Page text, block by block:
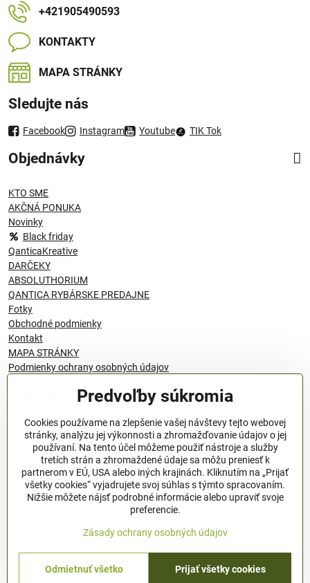
+421905490593
KONTAKTY
MAPA STRÁNKY
Sledujte nás
Facebook Instagram Youtube TIK Tok
Objednávky
KTO SME
AKČNÁ PONUKA
Novinky
Black friday
QanticaKreative
DARČEKY
ABSOLUTHORIUM
QANTICA RYBÁRSKE PREDAJNE
Fotky
Obchodné podmienky
Kontakt
MAPA STRÁNKY
Podmienky ochrany osobných údajov
© 1996 - 2024 QANTICA S.R.O
Podmienky ochrany osobných údajov
OBCHODNÉ PODMIENKY
Všeobecné nariadenie o bezpečnosti produktov (GPSR), Regulation
Pravidlá spracovania recenzií
©
Copyright
Predvoľby súkromia
Cookies používame na zlepšenie vašej návštevy tejto webovej
stránky, analýzu jej výkonnosti a zhromažďovanie údajov o jej
používaní. Na tento účel môžeme použiť nástroje a služby
tretích strán a zhromaždené údaje sa môžu preniesť k
partnerom v EÚ, USA alebo iných krajinách. Kliknutím na „Prijať
všetky cookies“ vyjadrujete svoj súhlas s týmto spracovaním.
Nižšie môžete nájsť podrobné informácie alebo upraviť svoje
preferencie.
Zásady ochrany osobných údajov
Prijať všetky cookies
Odmietnuť všetko